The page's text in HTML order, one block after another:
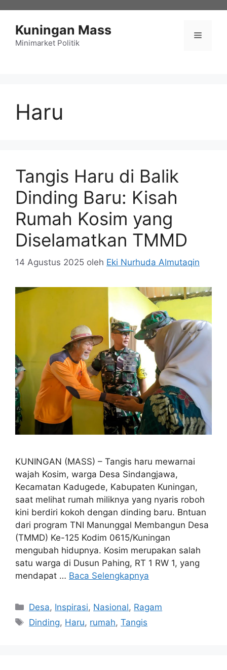
Kuningan Mass
Minimarket Politik
Menu
Haru
Tangis Haru di Balik
Dinding Baru: Kisah
Rumah Kosim yang
Diselamatkan TMMD
14 Agustus 2025 oleh Eki Nurhuda Almutaqin
KUNINGAN (MASS) – Tangis haru mewarnai
wajah Kosim, warga Desa Sindangjawa,
Kecamatan Kadugede, Kabupaten Kuningan,
saat melihat rumah miliknya yang nyaris roboh
kini berdiri kokoh dengan dinding baru. Bntuan
dari program TNI Manunggal Membangun Desa
(TMMD) Ke-125 Kodim 0615/Kuningan
mengubah hidupnya. Kosim merupakan salah
satu warga di Dusun Pahing, RT 1 RW 1, yang
mendapat … Baca Selengkapnya
Kategori
Desa, Inspirasi, Nasional, Ragam
Tag
Dinding, Haru, rumah,Tangis